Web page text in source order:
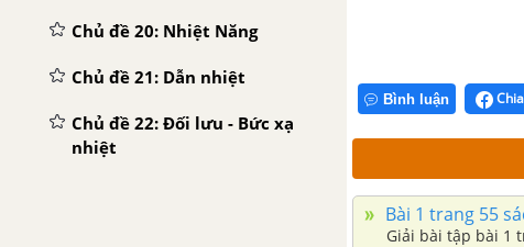
Chủ đề 20: Nhiệt Năng
Chủ đề 21: Dẫn nhiệt
Chủ đề 22: Đối lưu - Bức xạ
nhiệt
Bình luận
Bài 1 trang 55
Giải bài tập bài 1